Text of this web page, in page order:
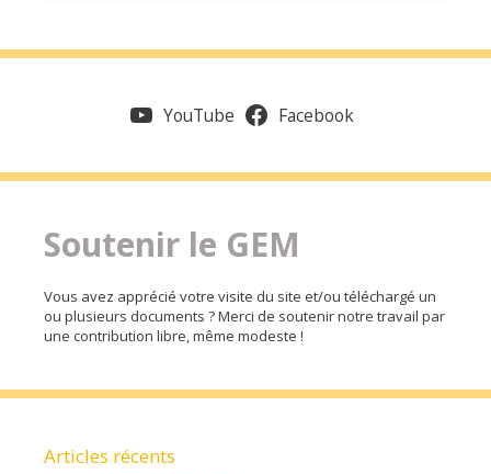
YouTube Facebook
Soutenir le GEM
Vous avez apprécié votre visite du site et/ou téléchargé un
ou plusieurs documents ? Merci de soutenir notre travail par
une contribution libre, même modeste !
Articles récents